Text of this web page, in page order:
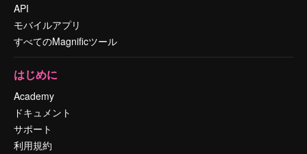
API
モバイルアプリ
すべてのMagnificツール
はじめに
Academy
ドキュメント
サポート
利用規約